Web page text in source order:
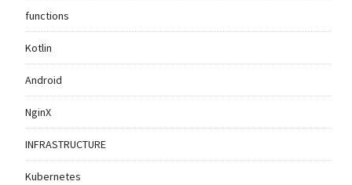
functions
Kotlin
Android
NginX
INFRASTRUCTURE
Kubernetes